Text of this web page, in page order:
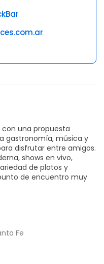
con una propuesta
gastronomía, música y
disfrutar entre amigos.
shows en vivo,
de platos y
de encuentro muy
Fe